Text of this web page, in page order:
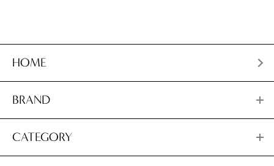
HOME
BRAND
CATEGORY